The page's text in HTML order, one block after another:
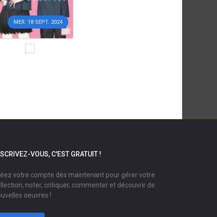
MER. 18 SEPT. 2024
VOUS, C'EST GRATUIT !
votre compte dès maintenant pour gérer votre
noter, critiquer, commenter et découvrir de
oeuvres !